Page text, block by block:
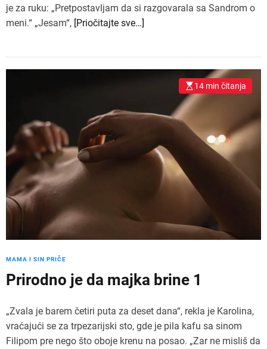
je za ruku: „Pretpostavljam da si razgovarala sa Sandrom o
meni.“ „Jesam“, [Priočitajte sve…]
14 min čitanja
MAMA I SIN PRIČE
Prirodno je da majka brine 1
„Zvala je barem četiri puta za deset dana“, rekla je Karolina,
vraćajući se za trpezarijski sto, gde je pila kafu sa sinom
Filipom pre nego što oboje krenu na posao. „Zar ne misliš da